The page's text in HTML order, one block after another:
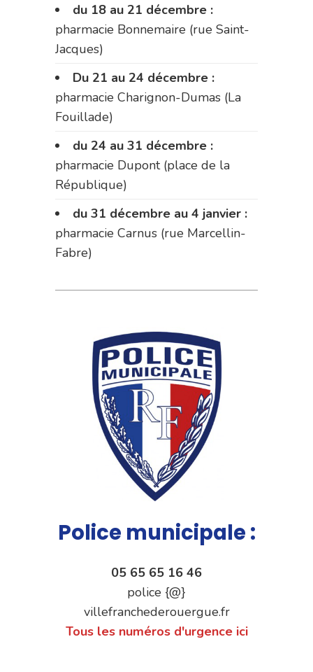
du 18 au 21 décembre :
pharmacie Bonnemaire (rue Saint-
Jacques)
Du 21 au 24 décembre :
pharmacie Charignon-Dumas (La
Fouillade)
du 24 au 31 décembre :
pharmacie Dupont (place de la
République)
du 31 décembre au 4 janvier :
pharmacie Carnus (rue Marcellin-
Fabre)
Police municipale :
05 65 65 16 46
police {@}
villefranchederouergue.fr
Tous les numéros d'urgence ici